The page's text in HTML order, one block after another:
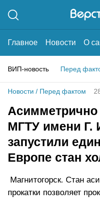
Главное Новости О
ВИП-новость Перед
Новости / Перед фактом
МГТУ имени Г.
запустили
Европе стан
Магнитогорск. Стан
прокатки позволяет